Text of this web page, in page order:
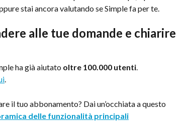
stai ancora valutando se Simple fa per te.
alle tue domande e chiarire
ha già aiutato oltre 100.000 utenti.
.
il tuo abbonamento? Dai un’occhiata a questo
delle funzionalità principali